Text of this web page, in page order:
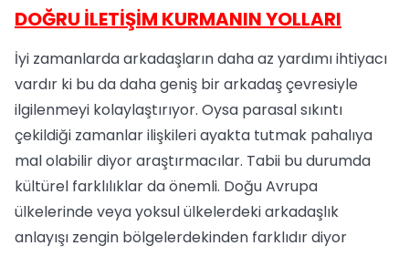
DOĞRU İLETİŞİM KURMANIN YOLLARI
İyi zamanlarda arkadaşların daha az yardımı ihtiyacı
vardır ki bu da daha geniş bir arkadaş çevresiyle
ilgilenmeyi kolaylaştırıyor. Oysa parasal sıkıntı
çekildiği zamanlar ilişkileri ayakta tutmak pahalıya
mal olabilir diyor araştırmacılar. Tabii bu durumda
kültürel farklılıklar da önemli. Doğu Avrupa
ülkelerinde veya yoksul ülkelerdeki arkadaşlık
anlayışı zengin bölgelerdekinden farklıdır diyor